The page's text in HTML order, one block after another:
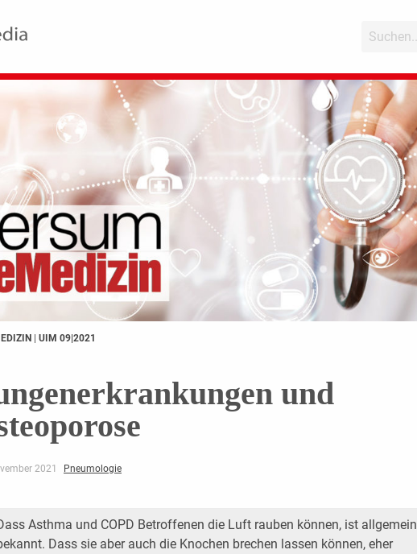
| UIM 09|2021
und
2021 Pneumologie
Asthma und COPD Betroffenen die Luft rauben können, ist allgemein
Dass sie aber auch die Knochen brechen lassen können, eher